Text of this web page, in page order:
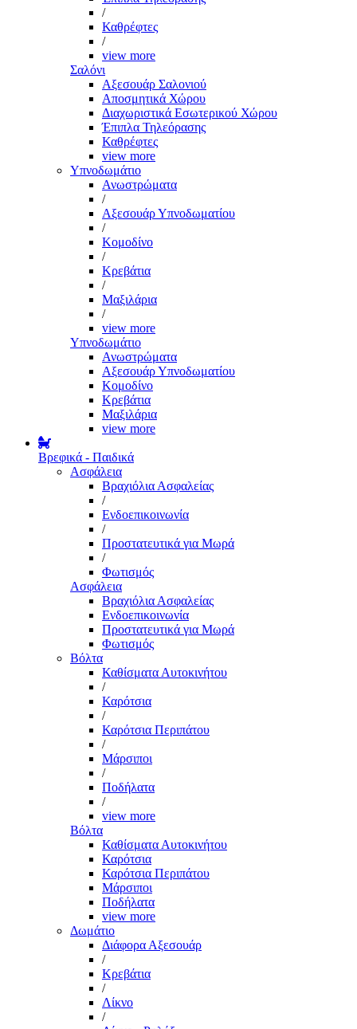
/
Καθρέφτες
/
view more
Σαλόνι
Αξεσουάρ Σαλονιού
Αποσμητικά Χώρου
Διαχωριστικά Εσωτερικού Χώρου
Έπιπλα Τηλεόρασης
Καθρέφτες
view more
Υπνοδωμάτιο
Ανωστρώματα
/
Αξεσουάρ Υπνοδωματίου
/
Κομοδίνο
/
Κρεβάτια
/
Μαξιλάρια
/
view more
Υπνοδωμάτιο
Ανωστρώματα
Αξεσουάρ Υπνοδωματίου
Κομοδίνο
Κρεβάτια
Μαξιλάρια
view more
Βρεφικά - Παιδικά
Ασφάλεια
Βραχιόλια Ασφαλείας
/
Ενδοεπικοινωνία
/
Προστατευτικά για Μωρά
/
Φωτισμός
Ασφάλεια
Βραχιόλια Ασφαλείας
Ενδοεπικοινωνία
Προστατευτικά για Μωρά
Φωτισμός
Βόλτα
Καθίσματα Αυτοκινήτου
/
Καρότσια
/
Καρότσια Περιπάτου
/
Μάρσιποι
/
Ποδήλατα
/
view more
Βόλτα
Καθίσματα Αυτοκινήτου
Καρότσια
Καρότσια Περιπάτου
Μάρσιποι
Ποδήλατα
view more
Δωμάτιο
Διάφορα Αξεσουάρ
/
Κρεβάτια
/
Λίκνο
/